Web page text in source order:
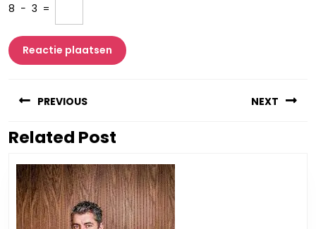
8 − 3 =
PREVIOUS
Vorig
NEXT
Related Post